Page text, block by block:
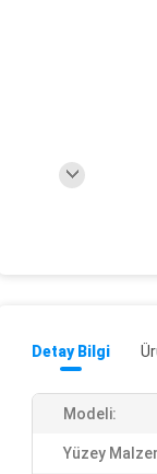
Detay Bilgi
Modeli:
Yüzey